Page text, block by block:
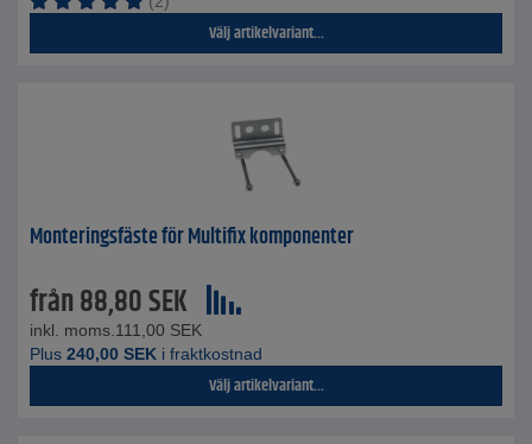
Välj artikelvariant...
Monteringsfäste för Multifix komponenter
från88,80SEK
inkl. moms. 111,00 SEK
Plus 240,00 SEK i fraktkostnad
Välj artikelvariant...